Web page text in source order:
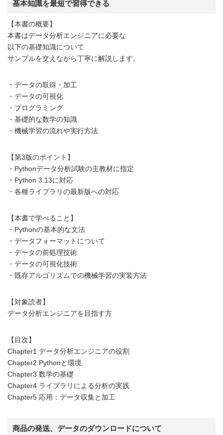
基本知識を最短で習得できる
【本書の概要】
本書はデータ分析エンジニアに必要な
以下の基礎知識について
サンプルを交えながら丁寧に解説します。
・データの取得・加工
・データの可視化
・プログラミング
・基礎的な数学の知識
・機械学習の流れや実行方法
【第3版のポイント】
・Pythonデータ分析試験の主教材に指定
・Python 3.13に対応
・各種ライブラリの最新版への対応
【本書で学べること】
・Pythonの基本的な文法
・データフォーマットについて
・データの前処理技術
・データの可視化技術
・既存アルゴリズムでの機械学習の実装方法
【対象読者】
データ分析エンジニアを目指す方
【目次】
Chapter1 データ分析エンジニアの役割
Chapter2 Pythonと環境
Chapter3 数学の基礎
Chapter4 ライブラリによる分析の実践
Chapter5 応用：データ収集と加工
商品の発送、データのダウンロードについて